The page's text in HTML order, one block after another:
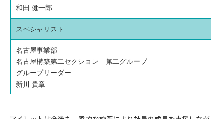
和田 健一郎
スペシャリスト
名古屋事業部
名古屋構築第二セクション 第二グループ
グループリーダー
新川 貴章